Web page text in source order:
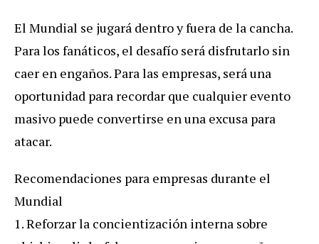
El Mundial se jugará dentro y fuera de la cancha.
Para los fanáticos, el desafío será disfrutarlo sin
caer en engaños. Para las empresas, será una
oportunidad para recordar que cualquier evento
masivo puede convertirse en una excusa para
atacar.
Recomendaciones para empresas durante el
Mundial
1.Reforzar la concientización interna sobre